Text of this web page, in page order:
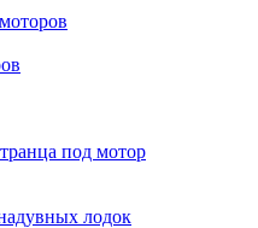
под мотор
лодок